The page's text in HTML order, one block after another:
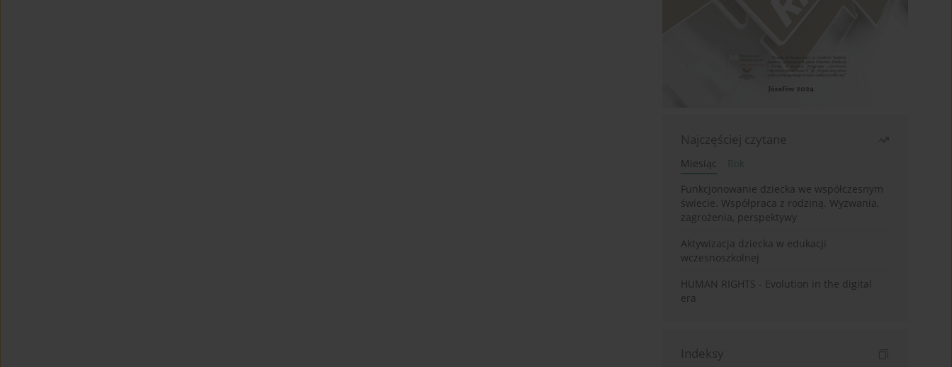
Najczęściej czytane
Miesiąc
Rok
Funkcjonowanie dziecka we współczesnym
świecie. Współpraca z rodziną. Wyzwania,
zagrożenia, perspektywy
Aktywizacja dziecka w edukacji
wczesnoszkolnej
HUMAN RIGHTS - Evolution in the digital
era
Indeksy